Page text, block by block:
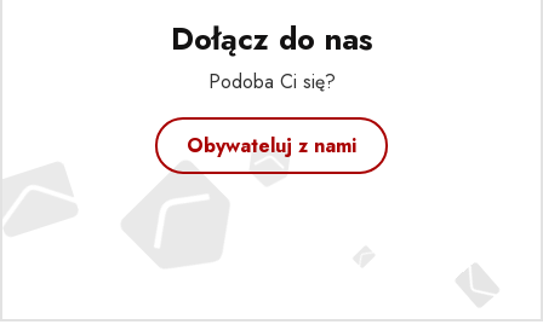
Dołącz do nas
Podoba Ci się?
Obywateluj z nami